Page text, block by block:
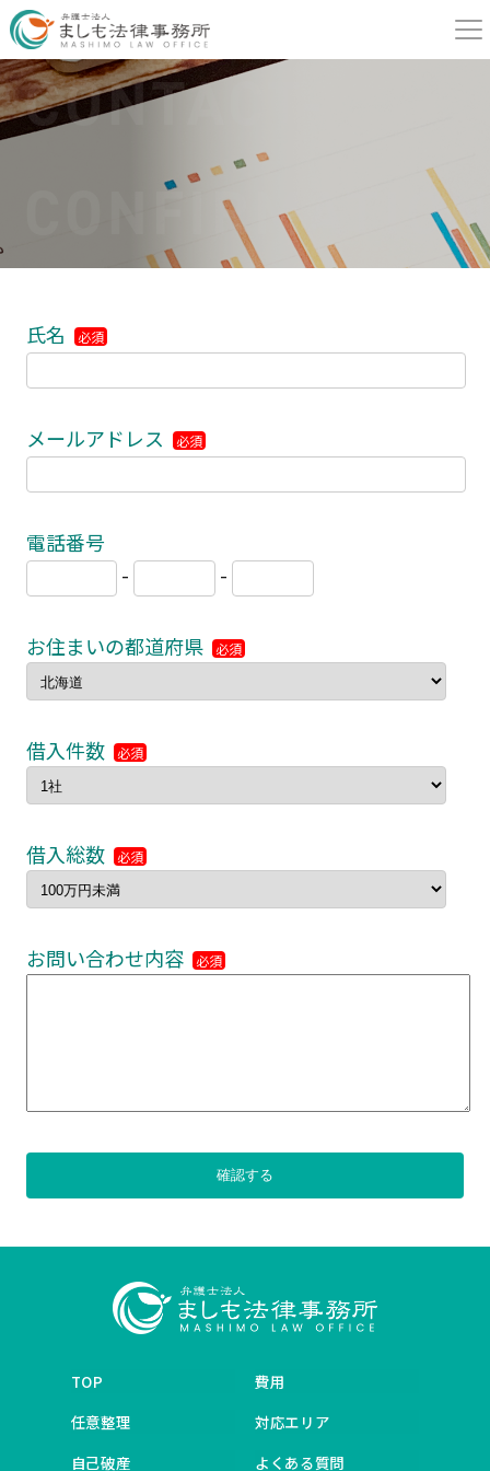
CONTACT-
氏名 必須
メールアドレス 必須
電話番号
-
-
お住まいの都道府県 必須
借入件数 必須
借入総数 必須
お問い合わせ内容 必須
TOP
任意整理
自己破産
費用
対応エリア
よくある質問